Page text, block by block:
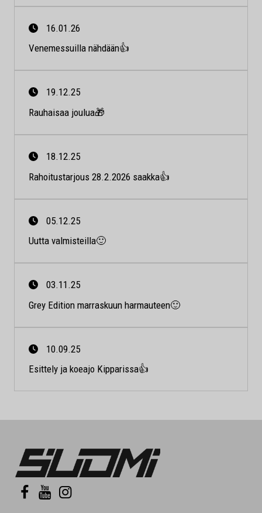
16.01.26
Venemessuilla nähdään👍
19.12.25
Rauhaisaa joulua🎁
18.12.25
Rahoitustarjous 28.2.2026 saakka👍
05.12.25
Uutta valmisteilla🙂
03.11.25
Grey Edition marraskuun harmauteen🙂
10.09.25
Esittely ja koeajo Kipparissa👍